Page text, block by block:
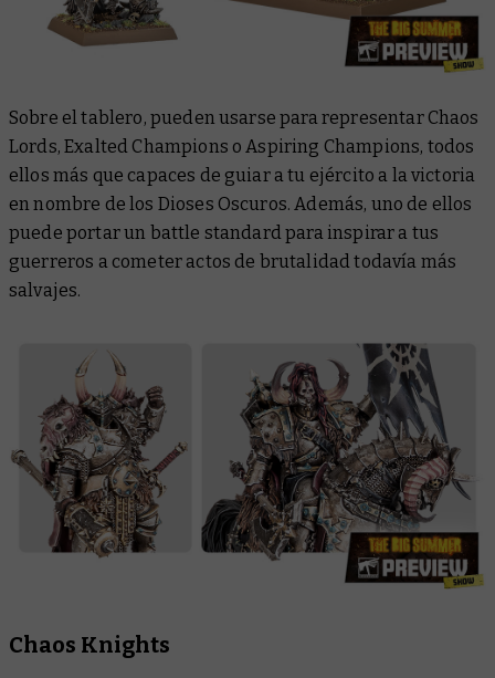
Sobre el tablero, pueden usarse para representar Chaos
Lords, Exalted Champions o Aspiring Champions, todos
ellos más que capaces de guiar a tu ejército a la victoria
en nombre de los Dioses Oscuros. Además, uno de ellos
puede portar un battle standard para inspirar a tus
guerreros a cometer actos de brutalidad todavía más
salvajes.
Chaos Knights